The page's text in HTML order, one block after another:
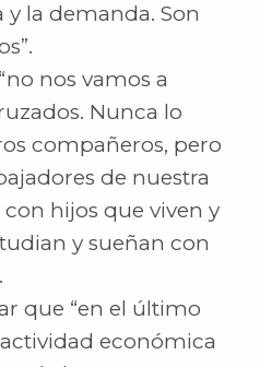
la demanda. Son
nos vamos a
Nunca lo
compañeros, pero
de nuestra
hijos que viven y
y sueñan con
que “en el último
económica